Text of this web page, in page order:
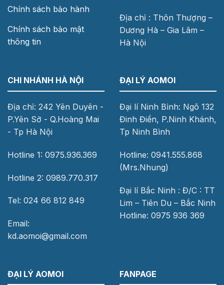
Chính sách bảo hành
Chính sách bảo mật
thông tin
Địa chỉ : Thôn Thượng –
Dương Hà – Gia Lâm –
Hà Nội
CHI NHÁNH HÀ NỘI
Địa chỉ: 242 Yên Duyên -
P.Yên Sở - Q.Hoàng Mai
- Tp Hà Nội
Hotline 1: 0975.936.369
Hotline 2: 0989.770.317
Tel: 024 66 812 849
Email:
kd.aomoi@gmail.com
ĐẠI LÝ AOMOI
Đại lí Ninh Bình: Ngõ 132
Đinh Điền, P.Ninh Khánh,
Tp Ninh Bình
Hotline: 0941.555.868
(Mrs.Nhung)
Đại lí Bắc Ninh : Đ/C : TT
Lim – Tiên Du – Bắc Ninh
Hotline: 0975 936 369
ĐẠI LÝ AOMOI FANPAGE